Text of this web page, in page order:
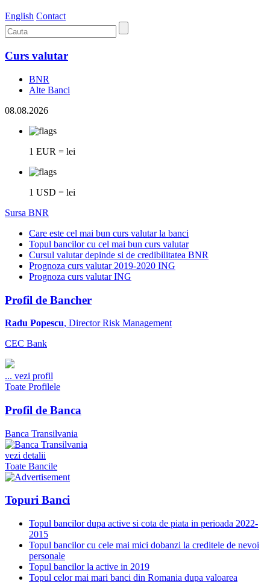
English Contact
Curs valutar
BNR
Alte Banci
08.08.2026
1 EUR = lei
1 USD = lei
Sursa BNR
Care este cel mai bun curs valutar la banci
Topul bancilor cu cel mai bun curs valutar
Cursul valutar depinde si de credibilitatea BNR
Prognoza curs valutar 2019-2020 ING
Prognoza curs valutar ING
Profil de Bancher
Radu Popescu, Director Risk Management
CEC Bank
... vezi profil
Toate Profilele
Profil de Banca
Banca Transilvania
vezi detalii
Toate Bancile
Topuri Banci
Topul bancilor dupa active si cota de piata in perioada 2022-
2015
Topul bancilor cu cele mai mici dobanzi la creditele de nevoi
personale
Topul bancilor la active in 2019
Topul celor mai mari banci din Romania dupa valoarea